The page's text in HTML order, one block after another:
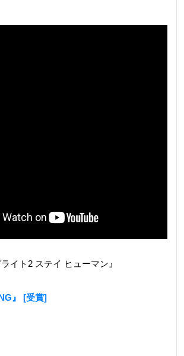
ライト2 ステイ ヒューマン』
』 [受賞]